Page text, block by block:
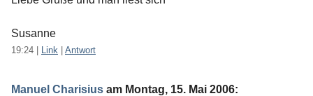
Susanne
19:24 Link Antwort
Manuel Charisius am Montag, 15. Mai 2006: